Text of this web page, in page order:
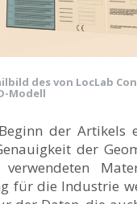
des von LocLab
Modell
der Artikels
der
verwendeten
für die Industrie